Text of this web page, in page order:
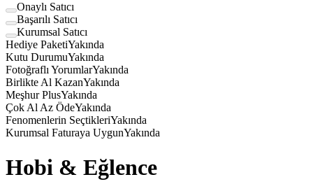
Onaylı Satıcı
Başarılı Satıcı
Kurumsal Satıcı
Hediye PaketiYakında
Kutu DurumuYakında
Fotoğraflı YorumlarYakında
Birlikte Al KazanYakında
Meşhur PlusYakında
Çok Al Az ÖdeYakında
Fenomenlerin SeçtikleriYakında
Kurumsal Faturaya UygunYakında
Hobi & Eğlence